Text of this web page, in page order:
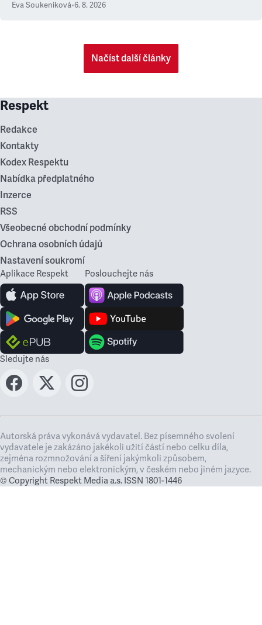
Eva Soukeníková•6. 8. 2026
Načíst další články
Respekt
Redakce
Kontakty
Kodex Respektu
Nabídka předplatného
Inzerce
RSS
Všeobecné obchodní podmínky
Ochrana osobních údajů
Nastavení soukromí
Aplikace Respekt Poslouchejte nás
Sledujte nás
Autorská práva vykonává vydavatel. Bez písemného svolení
vydavatele je zakázáno jakékoli užití částí nebo celku díla,
zejména rozmnožování a šíření jakýmkoli způsobem,
mechanickým nebo elektronickým, v českém nebo jiném jazyce.
© Copyright Respekt Media a.s. ISSN 1801-1446